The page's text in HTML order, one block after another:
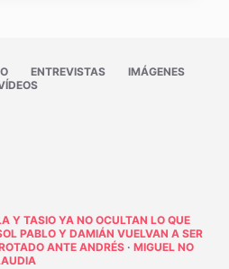
ENTREVISTAS
IMÁGENES
Y TASIO YA NO OCULTAN LO QUE
PABLO Y DAMIÁN VUELVAN A SER
ANTE ANDRÉS· MIGUEL NO